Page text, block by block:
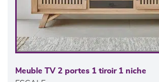
Meuble TV 2 portes 1 tiroir 1 niche